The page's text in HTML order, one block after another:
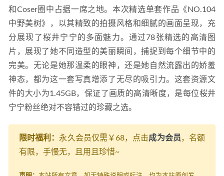
和Coser圈中占据一席之地。本次精选单套作品《NO.104
中野美树》，以其精致的拍摄风格和细腻的画面呈现，充
分展现了桜井宁宁的多面魅力。通过78张精选的高清图
片，展现了她不同造型的美丽瞬间，捕捉到每个细节中的
完美。无论是她那温柔的眼神，还是她自然流露出的娇羞
神态，都为这一套写真增添了无尽的吸引力。这套资源文
件的大小为1.45GB，保证了画质的高清晰度，是每位桜井
宁宁粉丝绝对不容错过的珍藏之选。
限时福利： 永久会员仅需￥68，点击成为会员，名额
有限，手慢无，且用且珍惜~